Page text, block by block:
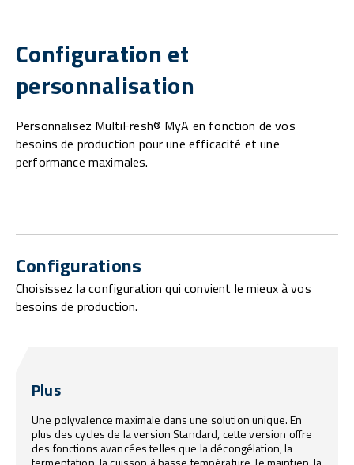
Configuration et
personnalisation
Personnalisez MultiFresh® MyA en fonction de vos
besoins de production pour une efficacité et une
performance maximales.
Configurations
Choisissez la configuration qui convient le mieux à vos
besoins de production.
Plus
Une polyvalence maximale dans une solution unique. En
plus des cycles de la version Standard, cette version offre
des fonctions avancées telles que la décongélation, la